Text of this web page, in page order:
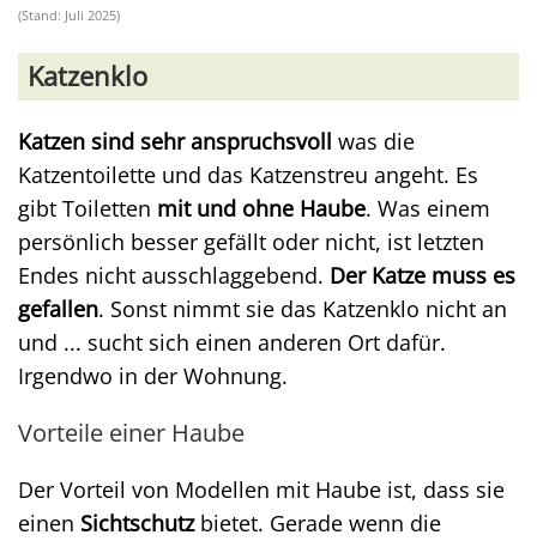
(Stand: Juli 2025)
Katzenklo
Katzen sind sehr anspruchsvoll was die
Katzentoilette und das Katzenstreu angeht. Es
gibt Toiletten mit und ohne Haube. Was einem
persönlich besser gefällt oder nicht, ist letzten
Endes nicht ausschlaggebend. Der Katze muss es
gefallen. Sonst nimmt sie das Katzenklo nicht an
und ... sucht sich einen anderen Ort dafür.
Irgendwo in der Wohnung.
Vorteile einer Haube
Der Vorteil von Modellen mit Haube ist, dass sie
einen Sichtschutzbietet. Gerade wenn die